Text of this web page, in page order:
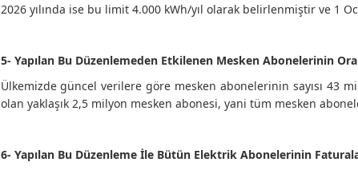
2026 yılında ise bu limit 4.000 kWh/yıl olarak belirlenmiştir ve 1
5- Yapılan Bu Düzenlemeden Etkilenen Mesken Abonelerinin
Ülkemizde güncel verilere göre mesken abonelerinin sayısı 43
olan yaklaşık 2,5 milyon mesken abonesi, yani tüm mesken
6- Yapılan Bu Düzenleme İle Bütün Elektrik Abonelerinin